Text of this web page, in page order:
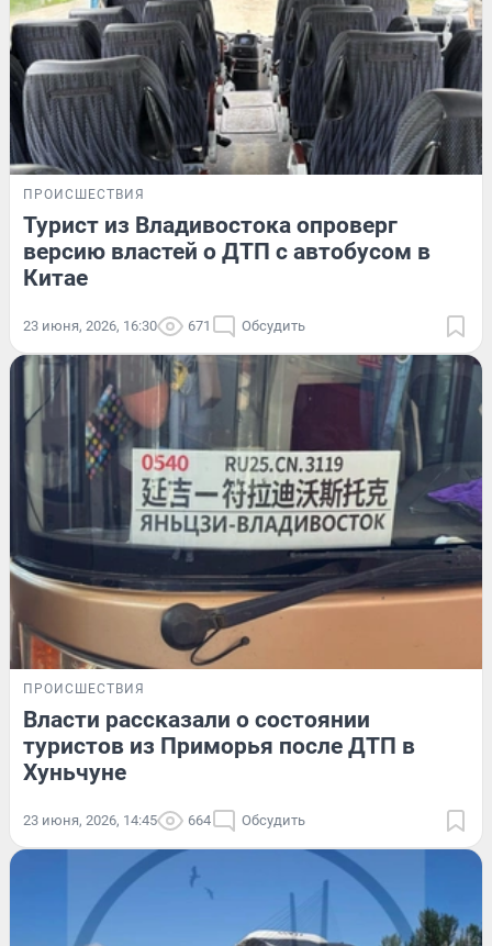
ПРОИСШЕСТВИЯ
Турист из Владивостока опроверг
версию властей о ДТП с автобусом в
Китае
23 июня, 2026, 16:30 671 Обсудить
ПРОИСШЕСТВИЯ
Власти рассказали о состоянии
туристов из Приморья после ДТП в
Хуньчуне
23 июня, 2026, 14:45 664 Обсудить